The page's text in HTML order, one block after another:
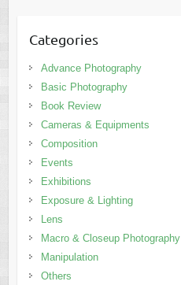
Categories
Advance Photography
Basic Photography
Book Review
Cameras & Equipments
Composition
Events
Exhibitions
Exposure & Lighting
Lens
Macro & Closeup Photography
Manipulation
Others